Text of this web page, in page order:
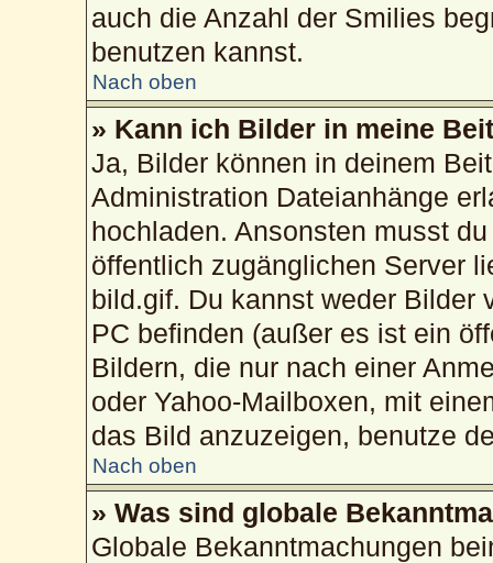
auch die Anzahl der Smilies
benutzen kannst.
Nach oben
» Kann ich Bilder in meine
Ja, Bilder können in deinem
Administration Dateianhänge
hochladen. Ansonsten musst
öffentlich zugänglichen Server
bild.gif. Du kannst weder Bilder
PC befinden (außer es ist ein
Bildern, die nur nach einer
oder Yahoo-Mailboxen, mit
das Bild anzuzeigen, benutze
Nach oben
» Was sind globale
Globale Bekanntmachungen